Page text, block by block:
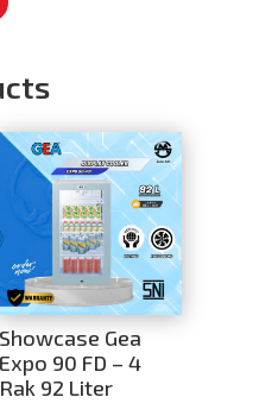
Showcase Gea
Expo 90 FD – 4
Rak 92 Liter